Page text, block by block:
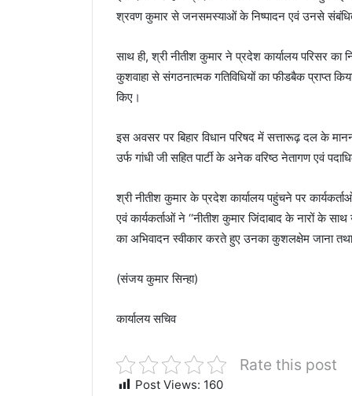
श्रवण कुमार से जनसमस्याओं के निष्पादन एवं उनसे संबंधित
साथ ही, श्री नीतीश कुमार ने प्रदेश कार्यालय परिसर का
कुशवाहा से संगठनात्मक गतिविधियों का फीडबैक प्राप्त
किए।
इस अवसर पर बिहार विधान परिषद में सत्तारूढ़ दल के
उर्फ गांधी जी सहित पार्टी के अनेक वरिष्ठ नेतागण एवं
श्री नीतीश कुमार के प्रदेश कार्यालय पहुंचने पर
एवं कार्यकर्ताओं ने ‘‘नीतीश कुमार जिंदाबाद के नारों के
का अभिवादन स्वीकार करते हुए उनका कुशलक्षेम जाना
(संजय कुमार सिन्हा)
कार्यालय सचिव
Rate this post
Post Views: 160